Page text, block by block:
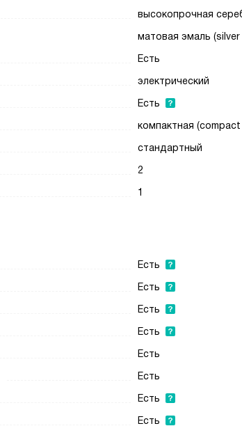
высокопрочная
матовая эмаль
Есть
электрический
Есть
компактная
стандартный
2
1
Есть
Есть
Есть
Есть
Есть
Есть
Есть
Есть